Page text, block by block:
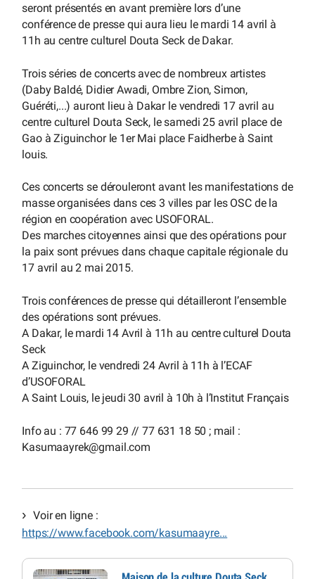
seront présentés en avant première lors d’une
conférence de presse qui aura lieu le mardi 14 avril à
11h au centre culturel Douta Seck de Dakar.
Trois séries de concerts avec de nombreux artistes
(Daby Baldé, Didier Awadi, Ombre Zion, Simon,
Guéréti,...) auront lieu à Dakar le vendredi 17 avril au
centre culturel Douta Seck, le samedi 25 avril place de
Gao à Ziguinchor le 1er Mai place Faidherbe à Saint
louis.
Ces concerts se dérouleront avant les manifestations de
masse organisées dans ces 3 villes par les OSC de la
région en coopération avec USOFORAL.
Des marches citoyennes ainsi que des opérations pour
la paix sont prévues dans chaque capitale régionale du
17 avril au 2 mai 2015.
Trois conférences de presse qui détailleront l’ensemble
des opérations sont prévues.
A Dakar, le mardi 14 Avril à 11h au centre culturel Douta
Seck
A Ziguinchor, le vendredi 24 Avril à 11h à l’ECAF
d’USOFORAL
A Saint Louis, le jeudi 30 avril à 10h à l’Institut Français
Info au : 77 646 99 29 // 77 631 18 50 ; mail :
Kasumaayrek@gmail.com
Voir en ligne :
https://www.facebook.com/kasumaayre...